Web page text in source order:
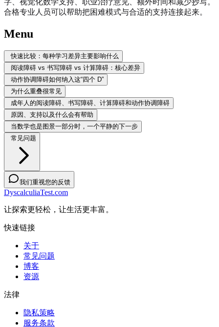
字、视觉化数学支持、职业治疗意见、额外时间和减少抄写。
合格专业人员可以帮助把困难模式与合适的支持连接起来。
Menu
快速比较：每种学习差异主要影响什么
阅读障碍 vs 书写障碍 vs 计算障碍：核心差异
动作协调障碍如何纳入这“四个 D”
为什么重叠很常见
成年人的阅读障碍、书写障碍、计算障碍和动作协调障碍
原因、支持以及什么会有帮助
当数学也是图景一部分时，一个平静的下一步
常见问题
我们重视您的反馈
DyscalculiaTest.com
让探索更轻松，让生活更丰富。
快速链接
关于
常见问题
博客
资源
法律
隐私策略
服务条款